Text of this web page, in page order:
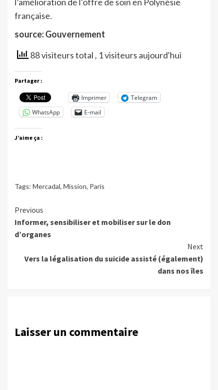
française.
source: Gouvernement
88 visiteurs total , 1 visiteurs aujourd'hui
Partager :
Imprimer
Telegram
WhatsApp
E-mail
J’aime ça :
Tags: Mercadal, Mission, Paris
Continue
Reading
Previous
Informer, sensibiliser et mobiliser sur le don
d’organes
Next
Vers la légalisation du suicide assisté (également)
dans nos îles
Laisser un commentaire